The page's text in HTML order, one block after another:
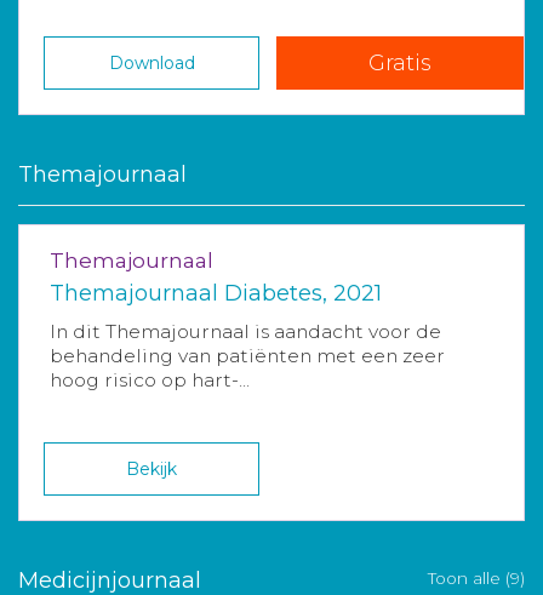
Download Gratis
Themajournaal
Themajournaal
Themajournaal Diabetes, 2021
In dit Themajournaal is aandacht voor de
behandeling van patiënten met een zeer
hoog risico op hart-...
Bekijk
Medicijnjournaal Toon alle (9)